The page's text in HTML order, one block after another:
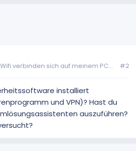
verbinden sich auf meinem PC...
#2
installiert
und VPN)? Hast du
auszuführen?